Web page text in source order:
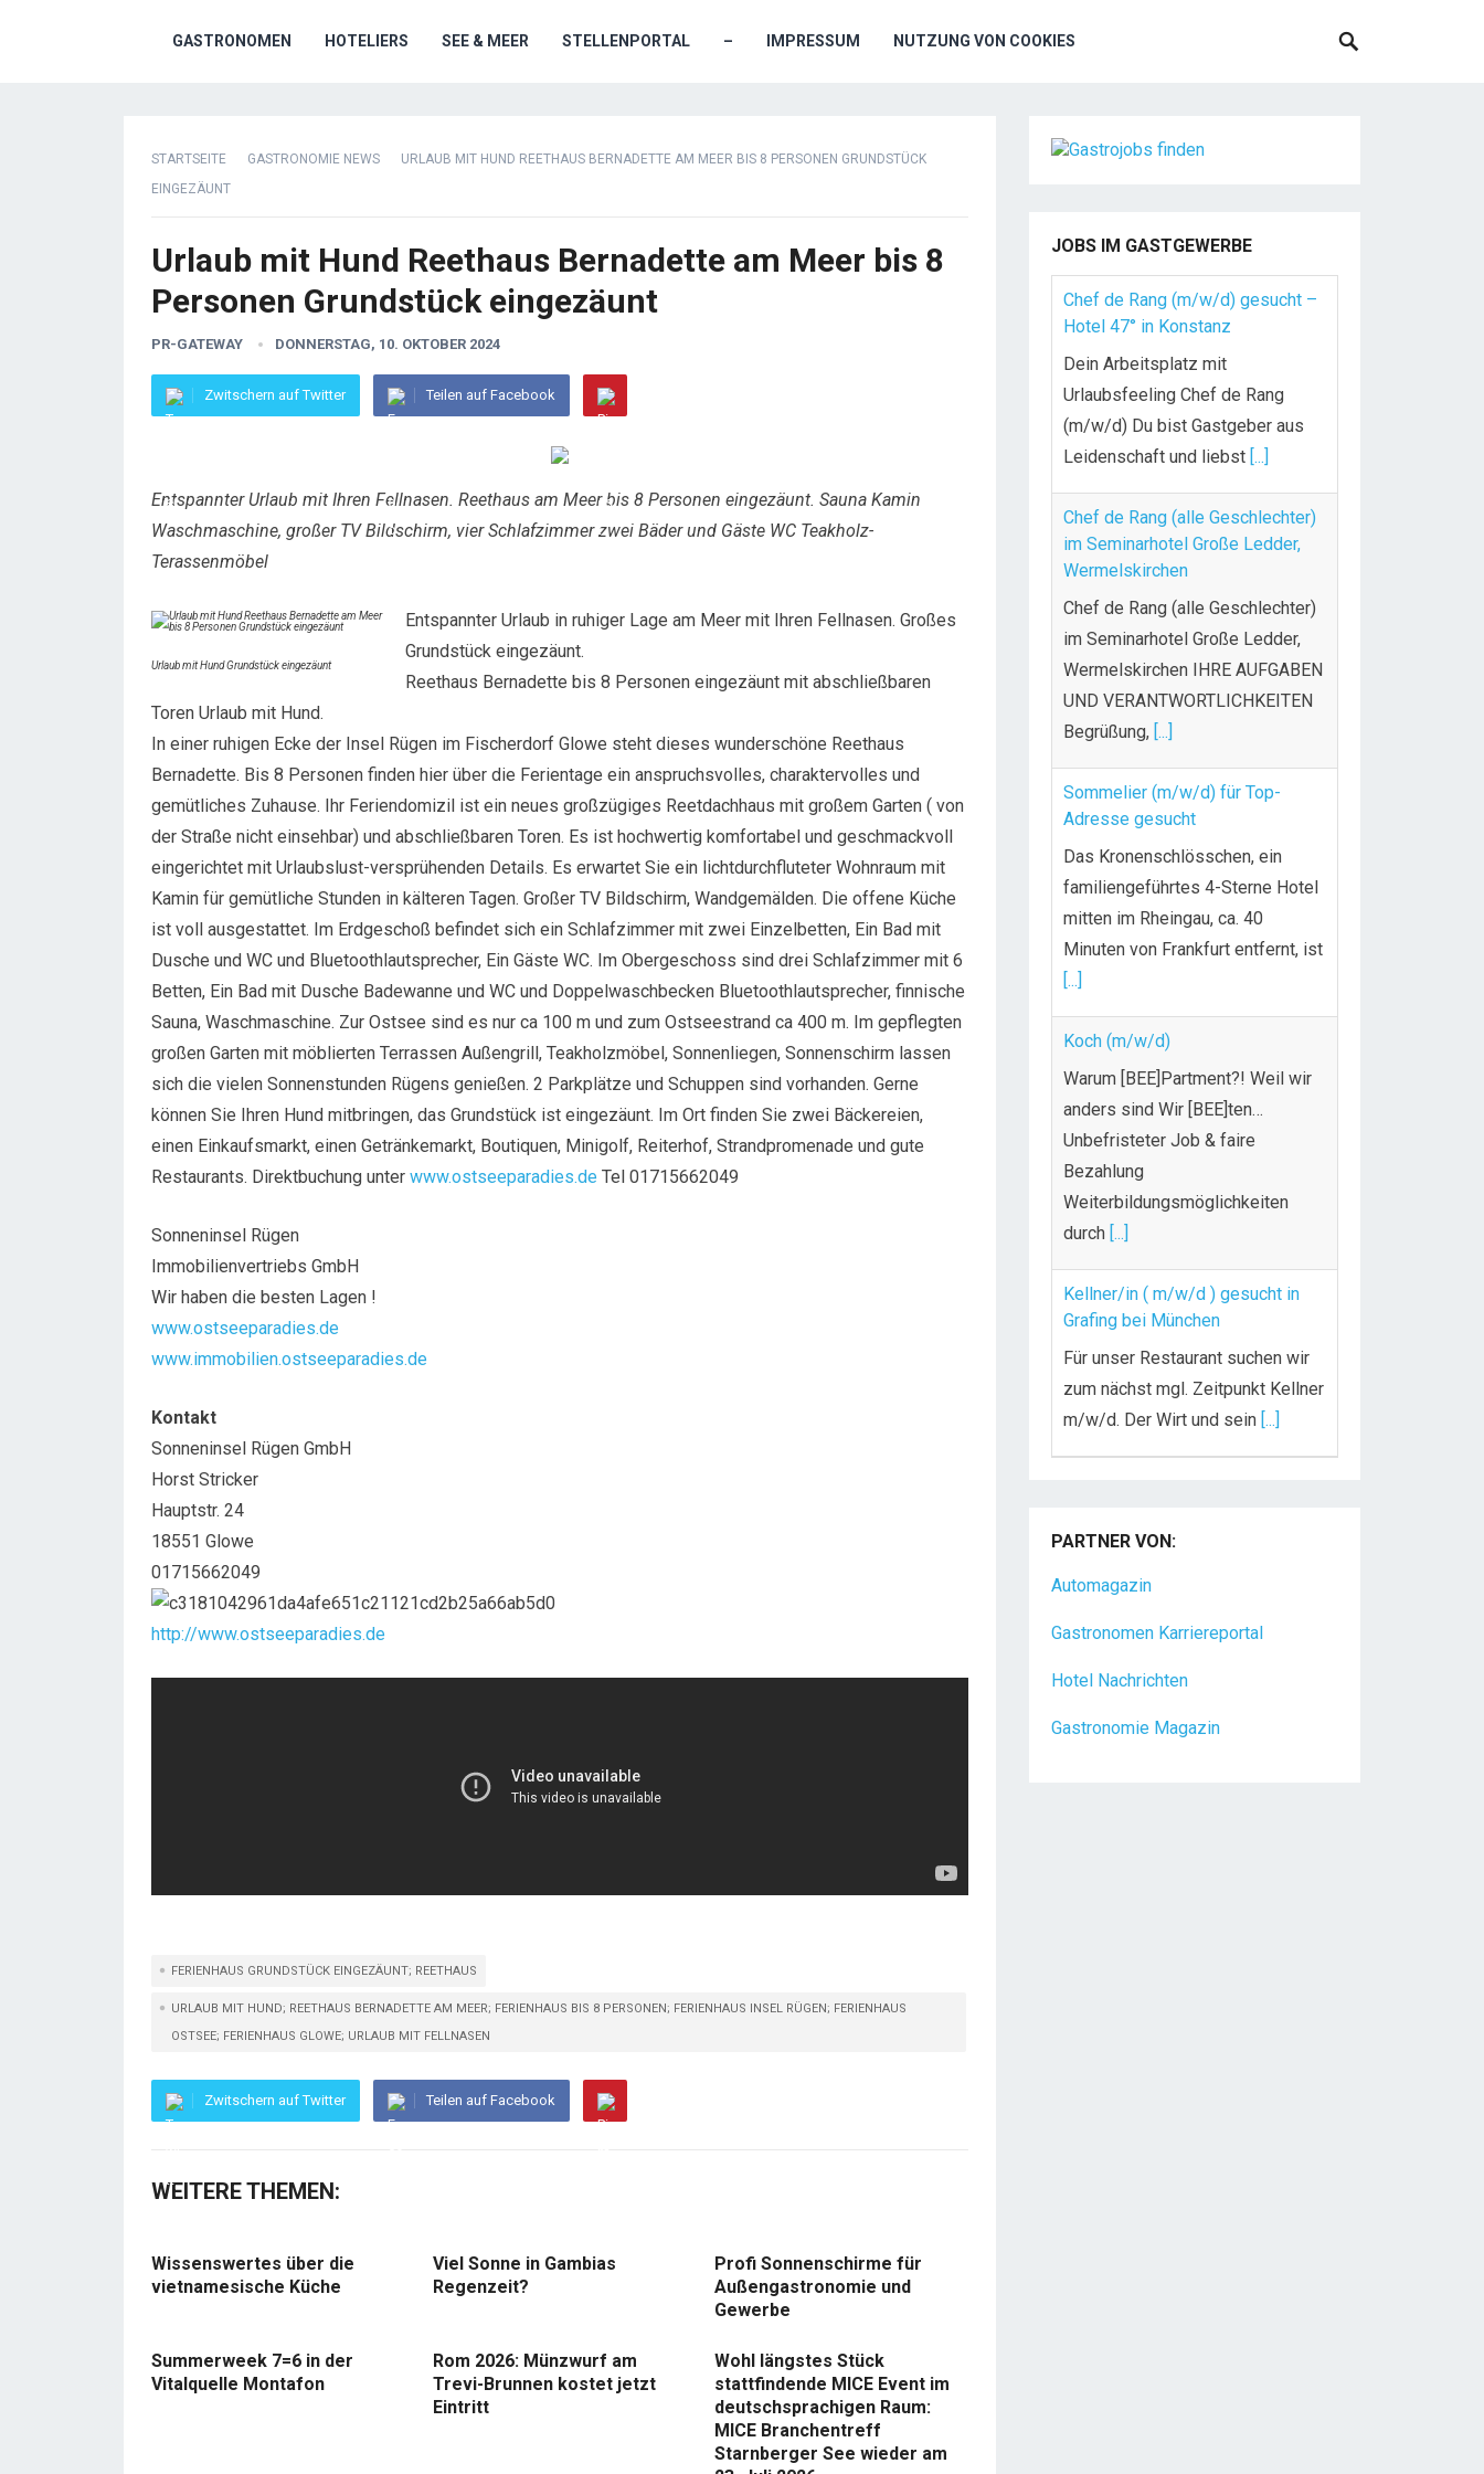
GASTRONOMEN HOTELIERS SEE & MEER STELLENPORTAL – IMPRESSUM NUTZUNG VON COOKIES
STARTSEITE GASTRONOMIE NEWS
URLAUB MIT HUND REETHAUS BERNADETTE AM MEER BIS 8 PERSONEN GRUNDSTÜCK
EINGEZÄUNT
Urlaub mit Hund Reethaus Bernadette am Meer bis 8
Personen Grundstück eingezäunt
PR-GATEWAY DONNERSTAG, 10. OKTOBER 2024
Zwitschern auf Twitter Teilen auf Facebook
Entspannter Urlaub mit Ihren Fellnasen. Reethaus am Meer bis 8 Personen eingezäunt. Sauna Kamin
Waschmaschine, großer TV Bildschirm, vier Schlafzimmer zwei Bäder und Gäste WC Teakholz-
Terassenmöbel
Urlaub mit Hund Grundstück eingezäunt
Entspannter Urlaub in ruhiger Lage am Meer mit Ihren Fellnasen. Großes
Grundstück eingezäunt.
Reethaus Bernadette bis 8 Personen eingezäunt mit abschließbaren
Toren Urlaub mit Hund.
In einer ruhigen Ecke der Insel Rügen im Fischerdorf Glowe steht dieses wunderschöne Reethaus
Bernadette. Bis 8 Personen finden hier über die Ferientage ein anspruchsvolles, charaktervolles und
gemütliches Zuhause. Ihr Feriendomizil ist ein neues großzügiges Reetdachhaus mit großem Garten ( von
der Straße nicht einsehbar) und abschließbaren Toren. Es ist hochwertig komfortabel und geschmackvoll
eingerichtet mit Urlaubslust-versprühenden Details. Es erwartet Sie ein lichtdurchfluteter Wohnraum mit
Kamin für gemütliche Stunden in kälteren Tagen. Großer TV Bildschirm, Wandgemälden. Die offene Küche
ist voll ausgestattet. Im Erdgeschoß befindet sich ein Schlafzimmer mit zwei Einzelbetten, Ein Bad mit
Dusche und WC und Bluetoothlautsprecher, Ein Gäste WC. Im Obergeschoss sind drei Schlafzimmer mit 6
Betten, Ein Bad mit Dusche Badewanne und WC und Doppelwaschbecken Bluetoothlautsprecher, finnische
Sauna, Waschmaschine. Zur Ostsee sind es nur ca 100 m und zum Ostseestrand ca 400 m. Im gepflegten
großen Garten mit möblierten Terrassen Außengrill, Teakholzmöbel, Sonnenliegen, Sonnenschirm lassen
sich die vielen Sonnenstunden Rügens genießen. 2 Parkplätze und Schuppen sind vorhanden. Gerne
können Sie Ihren Hund mitbringen, das Grundstück ist eingezäunt. Im Ort finden Sie zwei Bäckereien,
einen Einkaufsmarkt, einen Getränkemarkt, Boutiquen, Minigolf, Reiterhof, Strandpromenade und gute
Restaurants. Direktbuchung unter www.ostseeparadies.de Tel 01715662049
Sonneninsel Rügen
Immobilienvertriebs GmbH
Wir haben die besten Lagen !
www.ostseeparadies.de
www.immobilien.ostseeparadies.de
Kontakt
Sonneninsel Rügen GmbH
Horst Stricker
Hauptstr. 24
18551 Glowe
01715662049
http://www.ostseeparadies.de
FERIENHAUS GRUNDSTÜCK EINGEZÄUNT; REETHAUS
URLAUB MIT HUND; REETHAUS BERNADETTE AM MEER; FERIENHAUS BIS 8 PERSONEN; FERIENHAUS INSEL RÜGEN; FERIENHAUS
OSTSEE; FERIENHAUS GLOWE; URLAUB MIT FELLNASEN
Zwitschern auf Twitter Teilen auf Facebook
WEITERE THEMEN:
Wissenswertes über die
vietnamesische Küche
Viel Sonne in Gambias
Regenzeit?
Profi Sonnenschirme für
Außengastronomie und
Gewerbe
Summerweek 7=6 in der
Vitalquelle Montafon
Rom 2026: Münzwurf am
Trevi-Brunnen kostet jetzt
Eintritt
Wohl längstes Stück
stattfindende MICE Event im
deutschsprachigen Raum:
MICE Branchentreff
Starnberger See wieder am
JOBS IM GASTGEWERBE
Chef de Rang (m/w/d) gesucht –
Hotel 47° in Konstanz
Dein Arbeitsplatz mit
Urlaubsfeeling Chef de Rang
(m/w/d) Du bist Gastgeber aus
Leidenschaft und liebst [...]
Chef de Rang (alle Geschlechter)
im Seminarhotel Große Ledder,
Wermelskirchen
Chef de Rang (alle Geschlechter)
im Seminarhotel Große Ledder,
Wermelskirchen IHRE AUFGABEN
UND VERANTWORTLICHKEITEN
Begrüßung, [...]
Sommelier (m/w/d) für Top-
Adresse gesucht
Das Kronenschlösschen, ein
familiengeführtes 4-Sterne Hotel
mitten im Rheingau, ca. 40
Minuten von Frankfurt entfernt, ist
[...]
Koch (m/w/d)
Warum [BEE]Partment?! Weil wir
anders sind Wir [BEE]ten…
Unbefristeter Job & faire
Bezahlung
Weiterbildungsmöglichkeiten
durch [...]
Kellner/in ( m/w/d ) gesucht in
Grafing bei München
Für unser Restaurant suchen wir
zum nächst mgl. Zeitpunkt Kellner
m/w/d. Der Wirt und sein [...]
PARTNER VON:
Automagazin
Gastronomen Karriereportal
Hotel Nachrichten
Gastronomie Magazin